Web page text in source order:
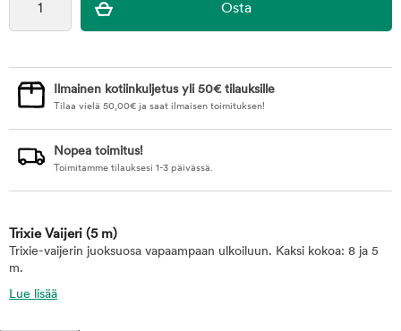
Ilmainen kotiinkuljetus yli 50€ tilauksille
Tilaa vielä 50,00€ ja saat ilmaisen toimituksen!
Nopea toimitus!
Toimitamme tilauksesi 1-3 päivässä.
Trixie Vaijeri (5 m)
Trixie-vaijerin juoksuosa vapaampaan ulkoiluun. Kaksi kokoa: 8 ja 5
m.
Lue lisää